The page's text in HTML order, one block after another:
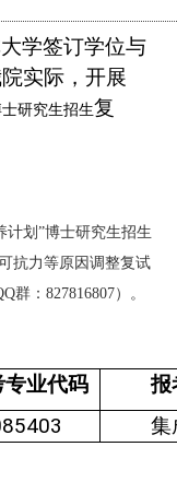
学签订学位与
院实际，开展
研究生招生复
计划”博士研究生招生
抗力等原因调整复试
群：827816807）。
专业代码
报
集